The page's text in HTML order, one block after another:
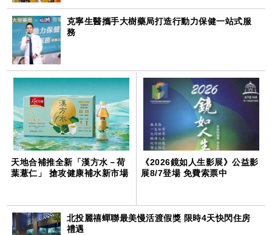
克寧生醫攜手大樹藥局打造行動力保健一站式服
務
天地合補推全新「漢方水－荷
葉薏仁」 搶攻健康補水新市場
《2026鏡如人生影展》公益影
展8/7登場 免費索票中
北投麗禧蟬聯最美慢活渡假獎 限時4天快閃住房
禮遇